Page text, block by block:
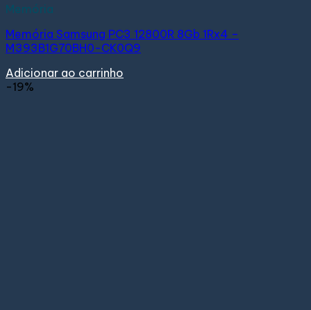
Memória
Memória Samsung PC3 12800R 8Gb 1Rx4 –
M393B1G70BH0-CK0Q9
Adicionar ao carrinho
-19%